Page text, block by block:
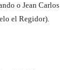
o Jean Carlos
el Regidor).